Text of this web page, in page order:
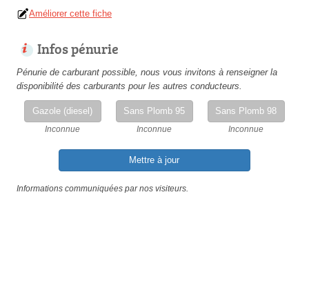
Améliorer cette fiche
Infos pénurie
Pénurie de carburant possible, nous vous invitons à renseigner la
disponibilité des carburants pour les autres conducteurs.
Gazole (diesel)
Inconnue
Sans Plomb 95
Inconnue
Sans Plomb 98
Inconnue
Mettre à jour
Informations communiquées par nos visiteurs.